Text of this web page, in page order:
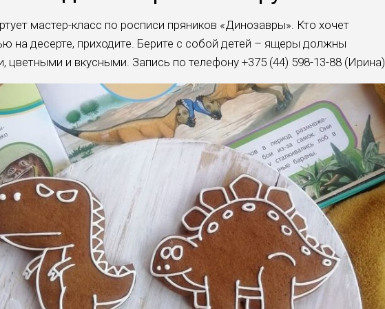
мастер-класс по росписи пряников «Динозавры». Кто хочет
на десерте, приходите. Берите с собой детей – ящеры должны
цветными и вкусными. Запись по телефону +375 (44) 598-13-88